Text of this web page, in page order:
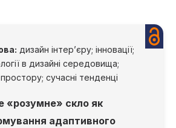
дизайн інтер’єру; інновації;
в дизайні середовища;
простору; сучасні тенденці
«розумне» скло як
адаптивного